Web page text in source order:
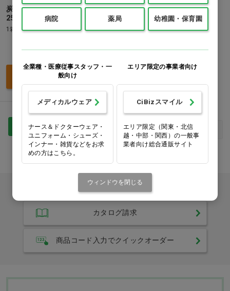
炭酸ランタン顆粒分包「YD」
250mg
1箱(120包)
価格：ログイン後表示
買い物カゴ
最初 次へ 最後
カタログをご利用のお客様
カタログ請求
商品コード入力でクイックオーダー
病院 薬局 幼稚園・保育園
全業種・医療従事スタッフ・一
般向け
メディカルウェア
ナース＆ドクターウェア・
ユニフォーム・シューズ・
インナー・雑貨などをお求
めの方はこちら。
エリア限定の事業者向け
CiBizスマイル
エリア限定（関東・北信
越・中部・関西）の一般事
業者向け総合通販サイト
ウィンドウを閉じる